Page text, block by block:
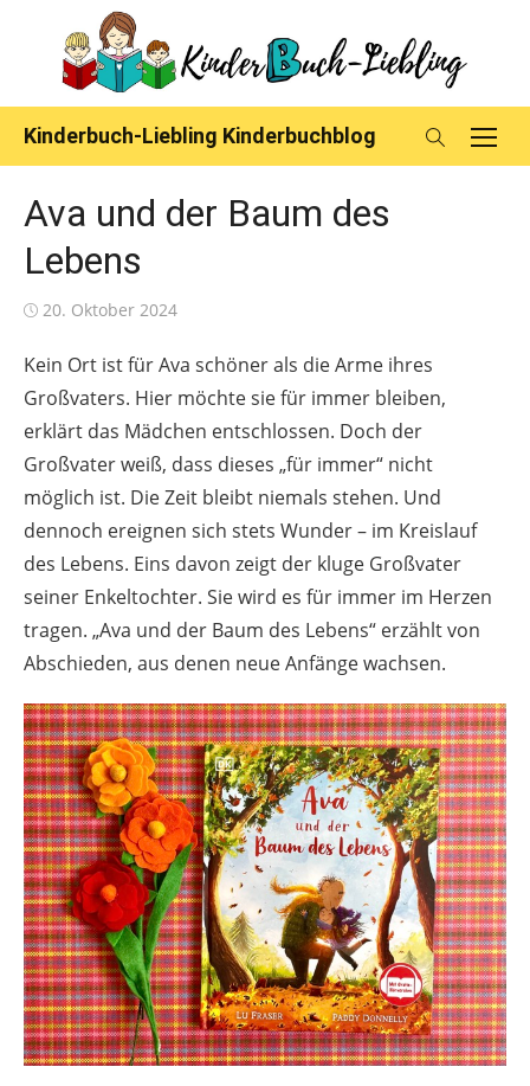
content
Kinderbuch-Liebling Kinderbuchblog
Ava und der Baum des
Lebens
Posted
20. Oktober 2024
Kein Ort ist für Ava schöner als die Arme ihres
Großvaters. Hier möchte sie für immer bleiben,
erklärt das Mädchen entschlossen. Doch der
Großvater weiß, dass dieses „für immer“ nicht
möglich ist. Die Zeit bleibt niemals stehen. Und
dennoch ereignen sich stets Wunder – im Kreislauf
des Lebens. Eins davon zeigt der kluge Großvater
seiner Enkeltochter. Sie wird es für immer im Herzen
tragen. „Ava und der Baum des Lebens“ erzählt von
Abschieden, aus denen neue Anfänge wachsen.